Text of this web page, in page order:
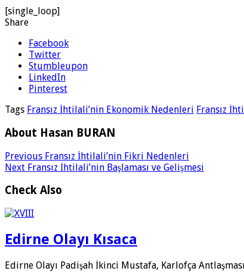
[single_loop]
Share
Facebook
Twitter
Stumbleupon
LinkedIn
Pinterest
Tags Fransız İhtilali’nin Ekonomik Nedenleri Fransız
About Hasan BURAN
Previous Fransız İhtilali’nin Fikri Nedenleri
Next Fransız İhtilali’nin Başlaması ve Gelişmesi
Check Also
Edirne Olayı Kısaca
Edirne Olayı Padişah İkinci Mustafa, Karlofça